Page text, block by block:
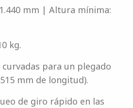
mm | Altura mínima:
kg.
para un plegado
mm de longitud).
de giro rápido en las